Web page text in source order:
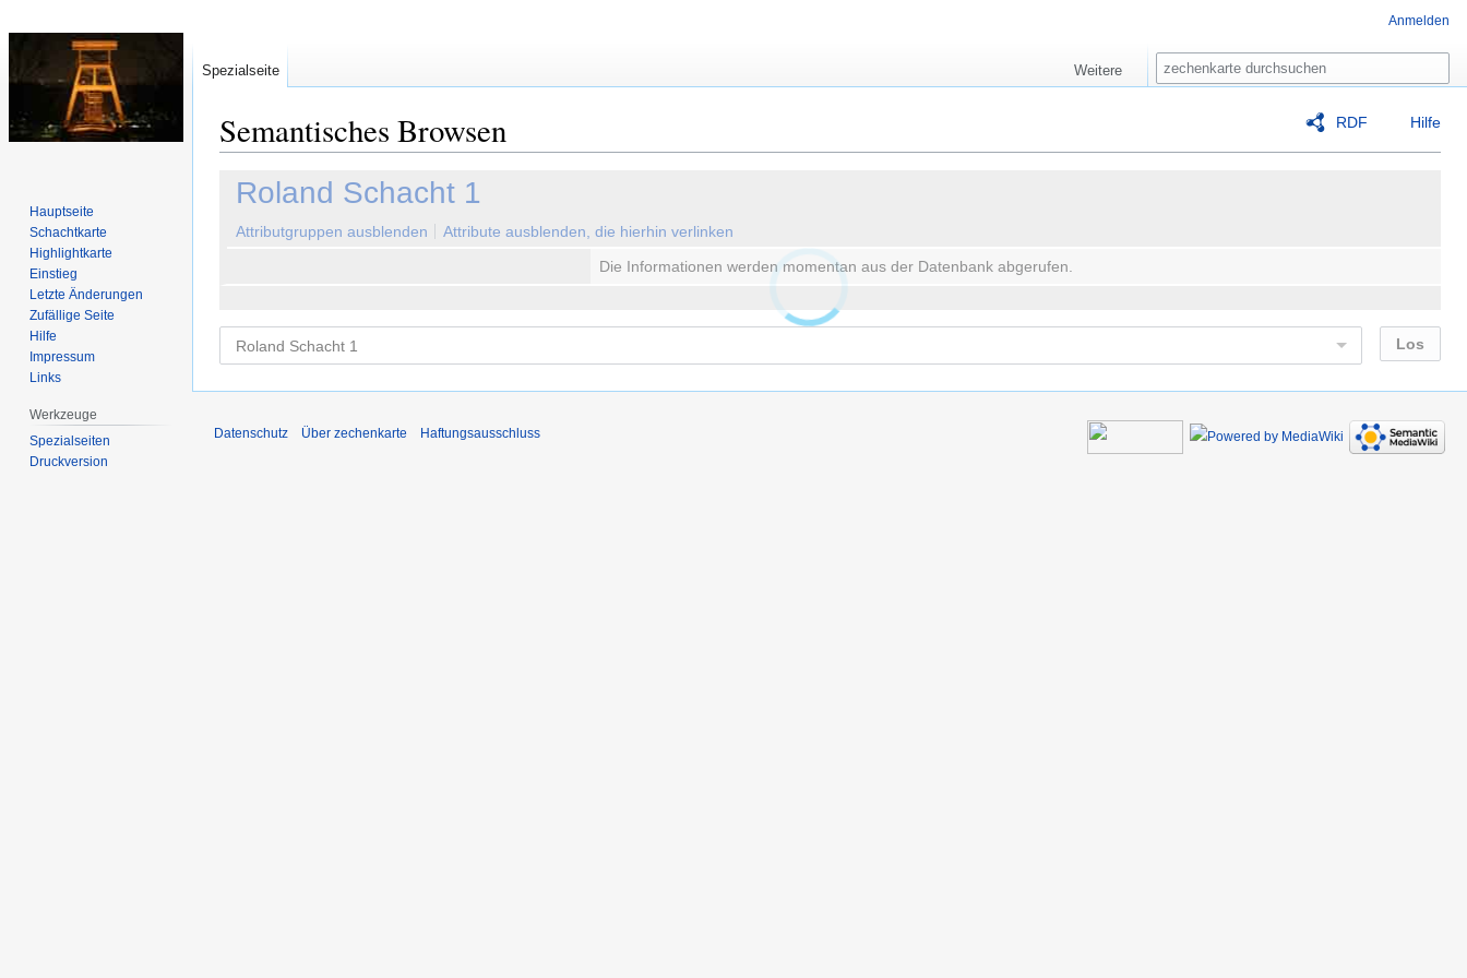
RDF Hilfe
Semantisches Browsen
Zur
Navigation
springen
Zur
Suche
springen
Roland Schacht 1
Attributgruppen ausblenden
Attribute ausblenden, die hierhin verlinken
Die Informationen werden momentan aus der Datenbank abgerufen.
Anmelden
Spezialseite Weitere
Suche
Hauptseite
Schachtkarte
Highlightkarte
Einstieg
Letzte Änderungen
Zufällige Seite
Hilfe
Impressum
Links
Werkzeuge
Spezialseiten
Druckversion
Datenschutz Über zechenkarte Haftungsausschluss